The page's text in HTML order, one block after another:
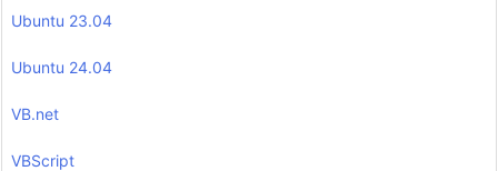
Ubuntu 23.04
Ubuntu 24.04
VB.net
VBScript